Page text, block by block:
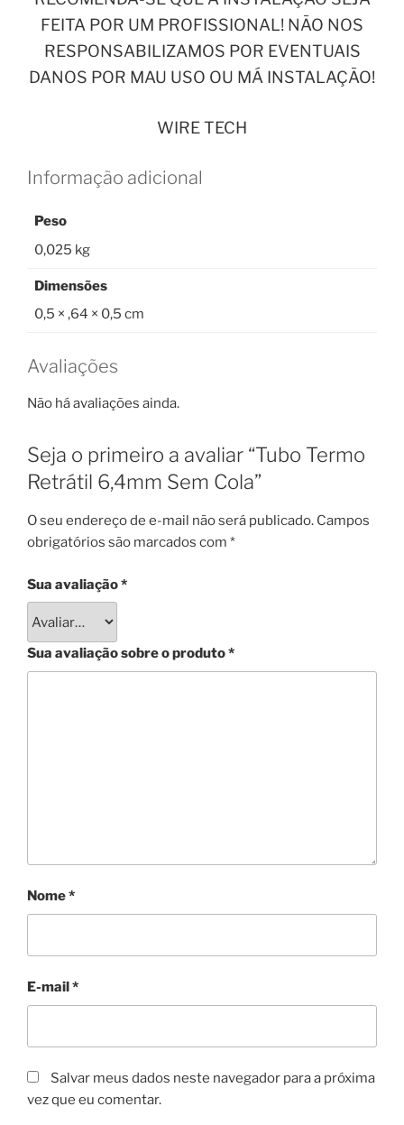
FEITA POR UM PROFISSIONAL! NÃO NOS
RESPONSABILIZAMOS POR EVENTUAIS
DANOS POR MAU USO OU MÁ INSTALAÇÃO!
WIRE TECH
Informação adicional
Peso
0,025 kg
Dimensões
0,5 × ,64 × 0,5 cm
Avaliações
Não há avaliações ainda.
Seja o primeiro a avaliar “Tubo Termo
Retrátil 6,4mm Sem Cola”
O seu endereço de e-mail não será publicado. Campos
obrigatórios são marcados com *
Sua avaliação*
Sua avaliação sobre o produto*
Nome*
E-mail*
Salvar meus dados neste navegador para a próxima
vez que eu comentar.